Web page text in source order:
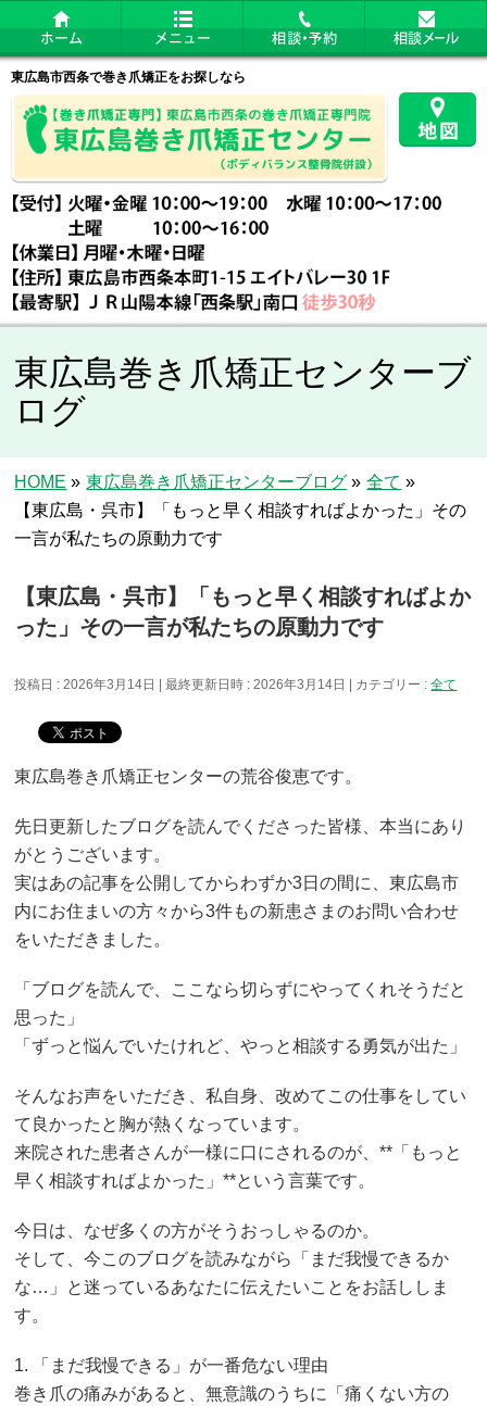
東広島市西条で巻き爪矯正をお探しなら
東広島巻き爪矯正センターブ
ログ
HOME » 東広島巻き爪矯正センターブログ » 全て »
【東広島・呉市】「もっと早く相談すればよかった」その
一言が私たちの原動力です
【東広島・呉市】「もっと早く相談すればよか
った」その一言が私たちの原動力です
投稿日 : 2026年3月14日 最終更新日時 : 2026年3月14日 カテゴリー :全て
東広島巻き爪矯正センターの荒谷俊恵です。
先日更新したブログを読んでくださった皆様、本当にあり
がとうございます。
実はあの記事を公開してからわずか3日の間に、東広島市
内にお住まいの方々から3件もの新患さまのお問い合わせ
をいただきました。
「ブログを読んで、ここなら切らずにやってくれそうだと
思った」
「ずっと悩んでいたけれど、やっと相談する勇気が出た」
そんなお声をいただき、私自身、改めてこの仕事をしてい
て良かったと胸が熱くなっています。
来院された患者さんが一様に口にされるのが、**「もっと
早く相談すればよかった」**という言葉です。
今日は、なぜ多くの方がそうおっしゃるのか。
そして、今このブログを読みながら「まだ我慢できるか
な…」と迷っているあなたに伝えたいことをお話ししま
す。
1. 「まだ我慢できる」が一番危ない理由
巻き爪の痛みがあると、無意識のうちに「痛くない方の